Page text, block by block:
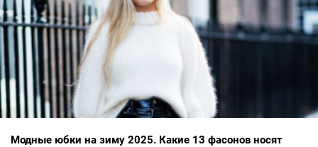
Модные юбки на зиму 2025. Какие 13 фасонов носят